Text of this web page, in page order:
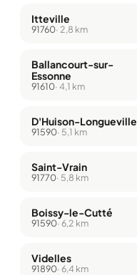
Itteville
91760· 2,8 km
Ballancourt-sur-
Essonne
91610· 4,1 km
D'Huison-Longueville
91590· 5,1 km
Saint-Vrain
91770· 5,8 km
Boissy-le-Cutté
91590· 6,2 km
Videlles
91890· 6,4 km